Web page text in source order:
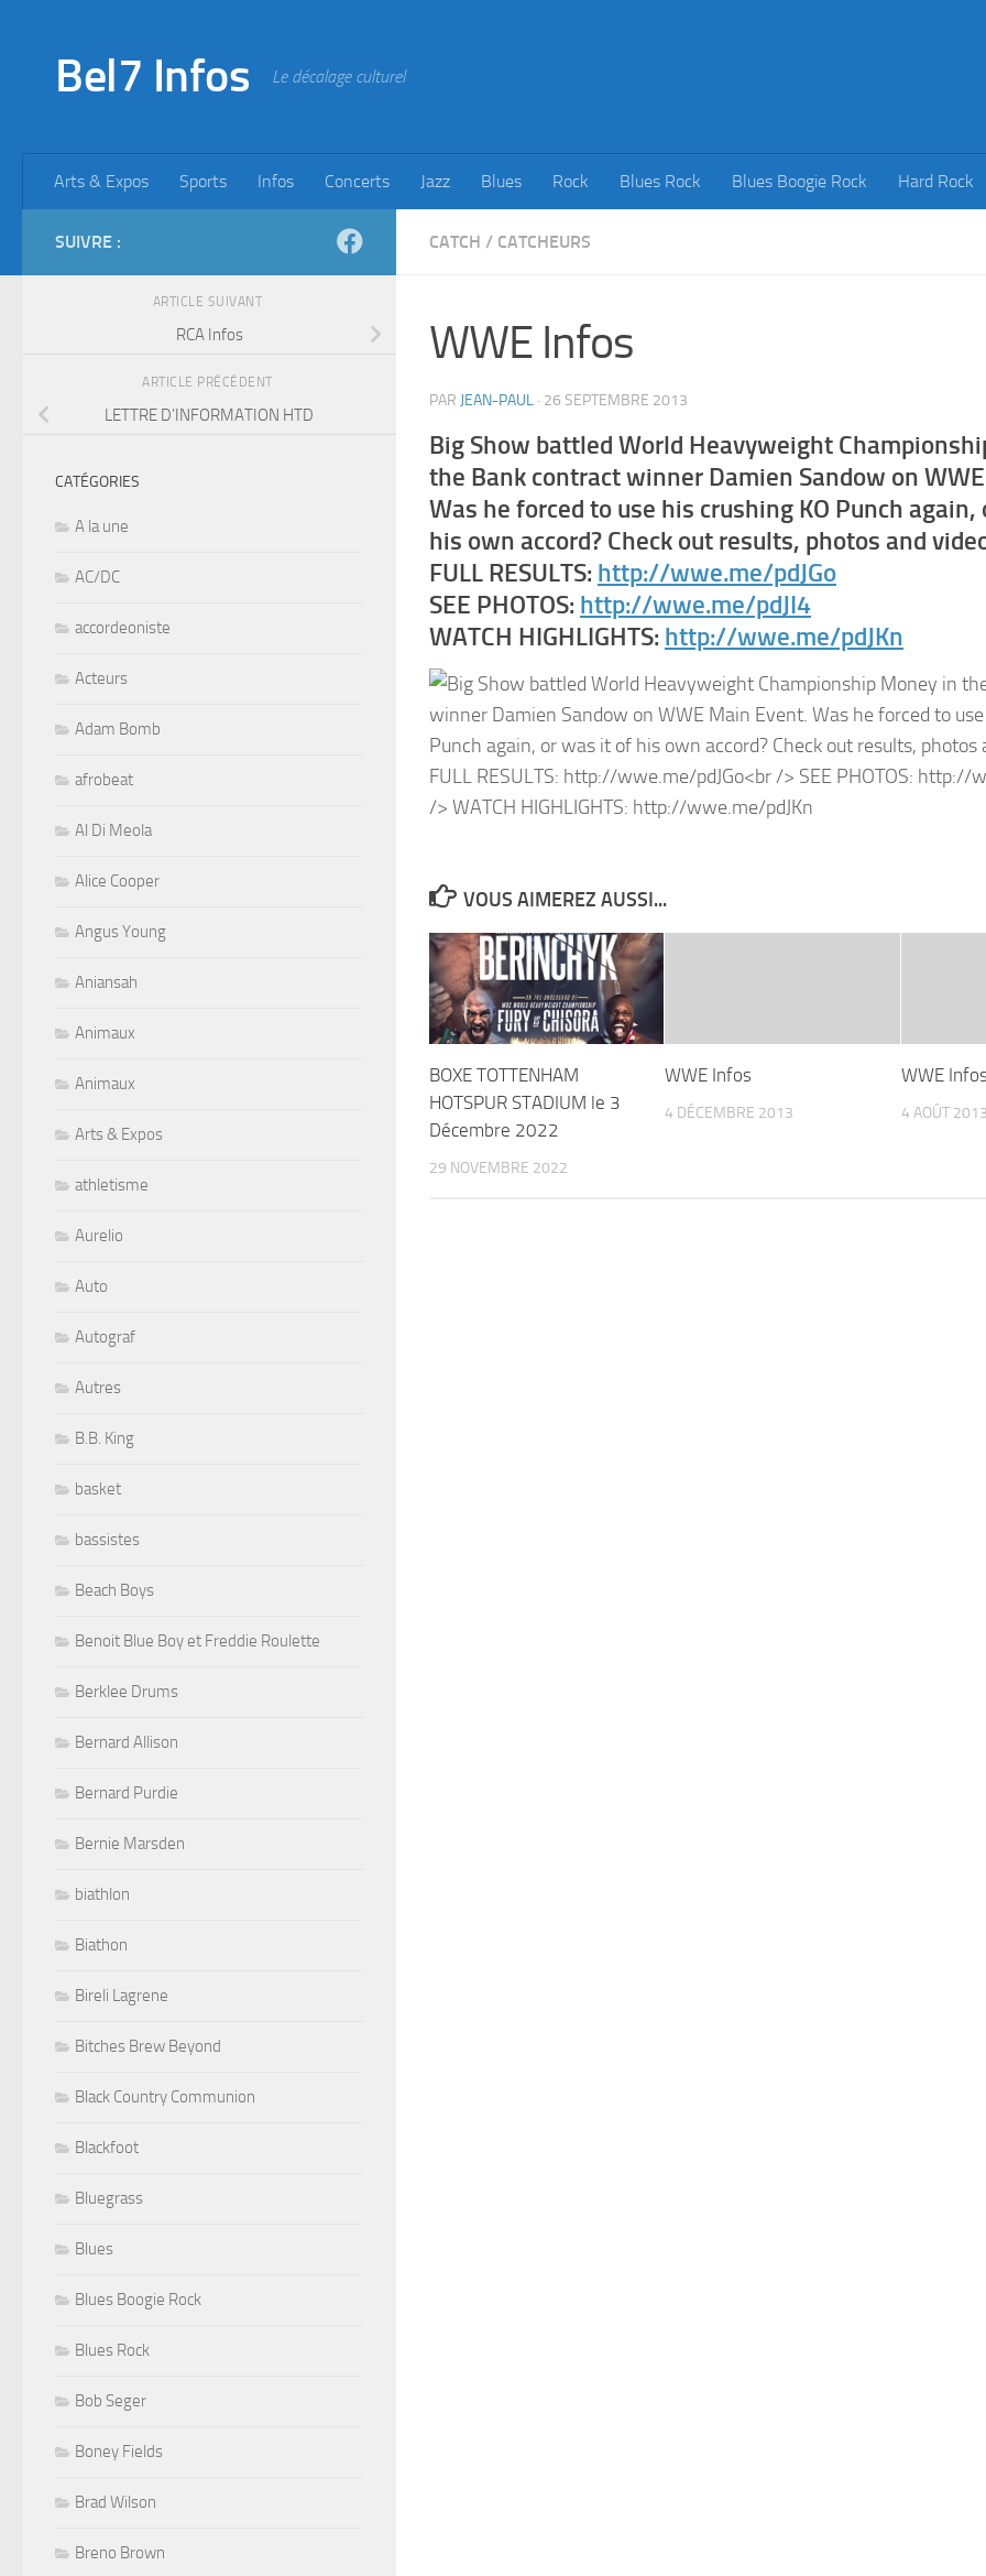
Bel7 Infos Le décalage culturel
Arts & Expos Sports Infos Concerts Jazz Blues Rock Blues Rock Blues Boogie Rock Hard Rock
CATCH / CATCHEURS
WWE Infos
PAR JEAN-PAUL · 26 SEPTEMBRE 2013
Big Show battled World Heavyweight
the Bank contract winner Damien Sandow on
Was he forced to use his crushing KO Punch
his own accord? Check out results, photos and
FULL RESULTS: http://wwe.me/pdJGo
SEE PHOTOS: http://wwe.me/pdJI4
WATCH HIGHLIGHTS: http://wwe.me/pdJKn
VOUS AIMEREZ AUSSI...
BOXE TOTTENHAM
HOTSPUR STADIUM le 3
Décembre 2022
29 NOVEMBRE 2022
WWE Infos
4 DÉCEMBRE 2013
WWE
4 AOÛT
SUIVRE :
ARTICLE SUIVANT
RCA Infos
ARTICLE PRÉCÉDENT
LETTRE D’INFORMATION HTD
CATÉGORIES
A la une
AC/DC
accordeoniste
Acteurs
Adam Bomb
afrobeat
Al Di Meola
Alice Cooper
Angus Young
Aniansah
Animaux
Animaux
Arts & Expos
athletisme
Aurelio
Auto
Autograf
Autres
B.B. King
basket
bassistes
Beach Boys
Benoit Blue Boy et Freddie Roulette
Berklee Drums
Bernard Allison
Bernard Purdie
Bernie Marsden
biathlon
Biathon
Bireli Lagrene
Bitches Brew Beyond
Black Country Communion
Blackfoot
Bluegrass
Blues
Blues Boogie Rock
Blues Rock
Bob Seger
Boney Fields
Brad Wilson
Breno Brown